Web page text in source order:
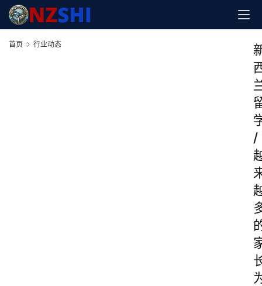
首页 行业动态
/